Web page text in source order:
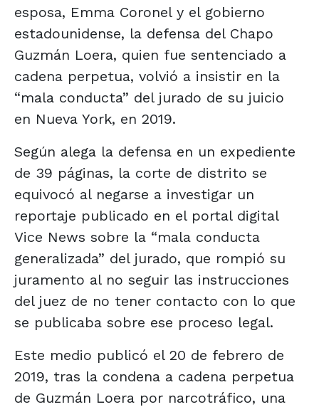
esposa, Emma Coronel y el gobierno
estadounidense, la defensa del Chapo
Guzmán Loera, quien fue sentenciado a
cadena perpetua, volvió a insistir en la
“mala conducta” del jurado de su juicio
en Nueva York, en 2019.
Según alega la defensa en un expediente
de 39 páginas, la corte de distrito se
equivocó al negarse a investigar un
reportaje publicado en el portal digital
Vice News sobre la “mala conducta
generalizada” del jurado, que rompió su
juramento al no seguir las instrucciones
del juez de no tener contacto con lo que
se publicaba sobre ese proceso legal.
Este medio publicó el 20 de febrero de
2019, tras la condena a cadena perpetua
de Guzmán Loera por narcotráfico, una